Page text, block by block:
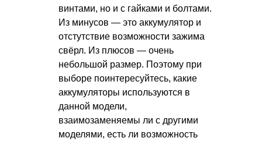
винтами, но и с гайками и болтами.
Из минусов — это аккумулятор и
отстутствие возможности зажима
свёрл. Из плюсов — очень
небольшой размер. Поэтому при
выборе поинтересуйтесь, какие
аккумуляторы используются в
данной модели,
взаимозаменяемы ли с другими
моделями, есть ли возможность